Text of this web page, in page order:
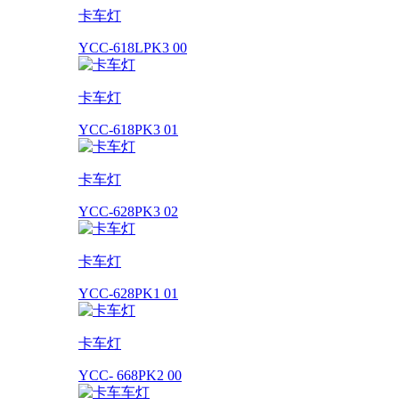
卡车灯
YCC-618LPK3 00
卡车灯
YCC-618PK3 01
卡车灯
YCC-628PK3 02
卡车灯
YCC-628PK1 01
卡车灯
YCC- 668PK2 00